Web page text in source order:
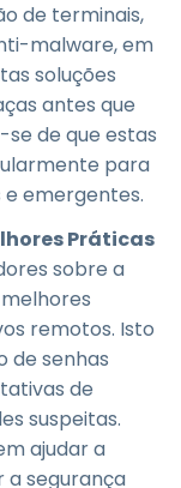
de terminais,
malware, em
soluções
antes que
de que estas
para
emergentes.
Práticas
sobre a
remotos. Isto
de senhas
de
suspeitas.
ajudar a
segurança